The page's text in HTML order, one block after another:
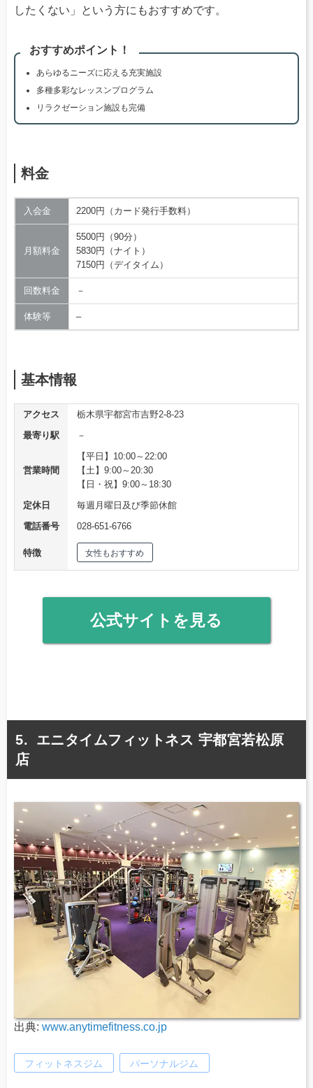
したくない」という方にもおすすめです。
おすすめポイント！
あらゆるニーズに応える充実施設
多種多彩なレッスンプログラム
リラクゼーション施設も完備
料金
入会金 2200円（カード発行手数料）
月額料金
5500円（90分）
5830円（ナイト）
7150円（デイタイム）
回数料金 －
体験等 –
基本情報
アクセス
栃木県宇都宮市吉野2-8-23
最寄り駅
－
営業時間
【平日】10:00～22:00
【土】9:00～20:30
【日・祝】9:00～18:30
定休日
毎週月曜日及び季節休館
電話番号
028-651-6766
特徴 女性もおすすめ
公式サイトを見る
エニタイムフィットネス 宇都宮若松原
店
出典: www.anytimefitness.co.jp
フィットネスジム パーソナルジム